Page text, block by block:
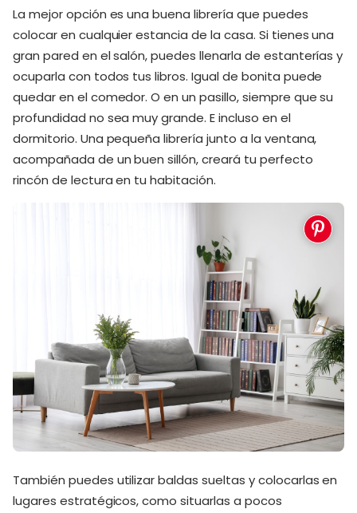
La mejor opción es una buena librería que puedes
colocar en cualquier estancia de la casa. Si tienes una
gran pared en el salón, puedes llenarla de estanterías y
ocuparla con todos tus libros. Igual de bonita puede
quedar en el comedor. O en un pasillo, siempre que su
profundidad no sea muy grande. E incluso en el
dormitorio. Una pequeña librería junto a la ventana,
acompañada de un buen sillón, creará tu perfecto
rincón de lectura en tu habitación.
También puedes utilizar baldas sueltas y colocarlas en
lugares estratégicos, como situarlas a pocos